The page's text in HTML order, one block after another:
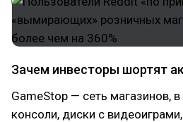
Зачем инвесторы шортят
GameStop — сеть магазинов,
консоли, диски с